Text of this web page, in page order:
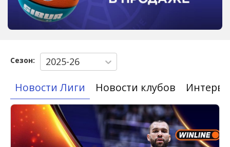
Сезон: 2025-26
Новости Лиги Новости клубов